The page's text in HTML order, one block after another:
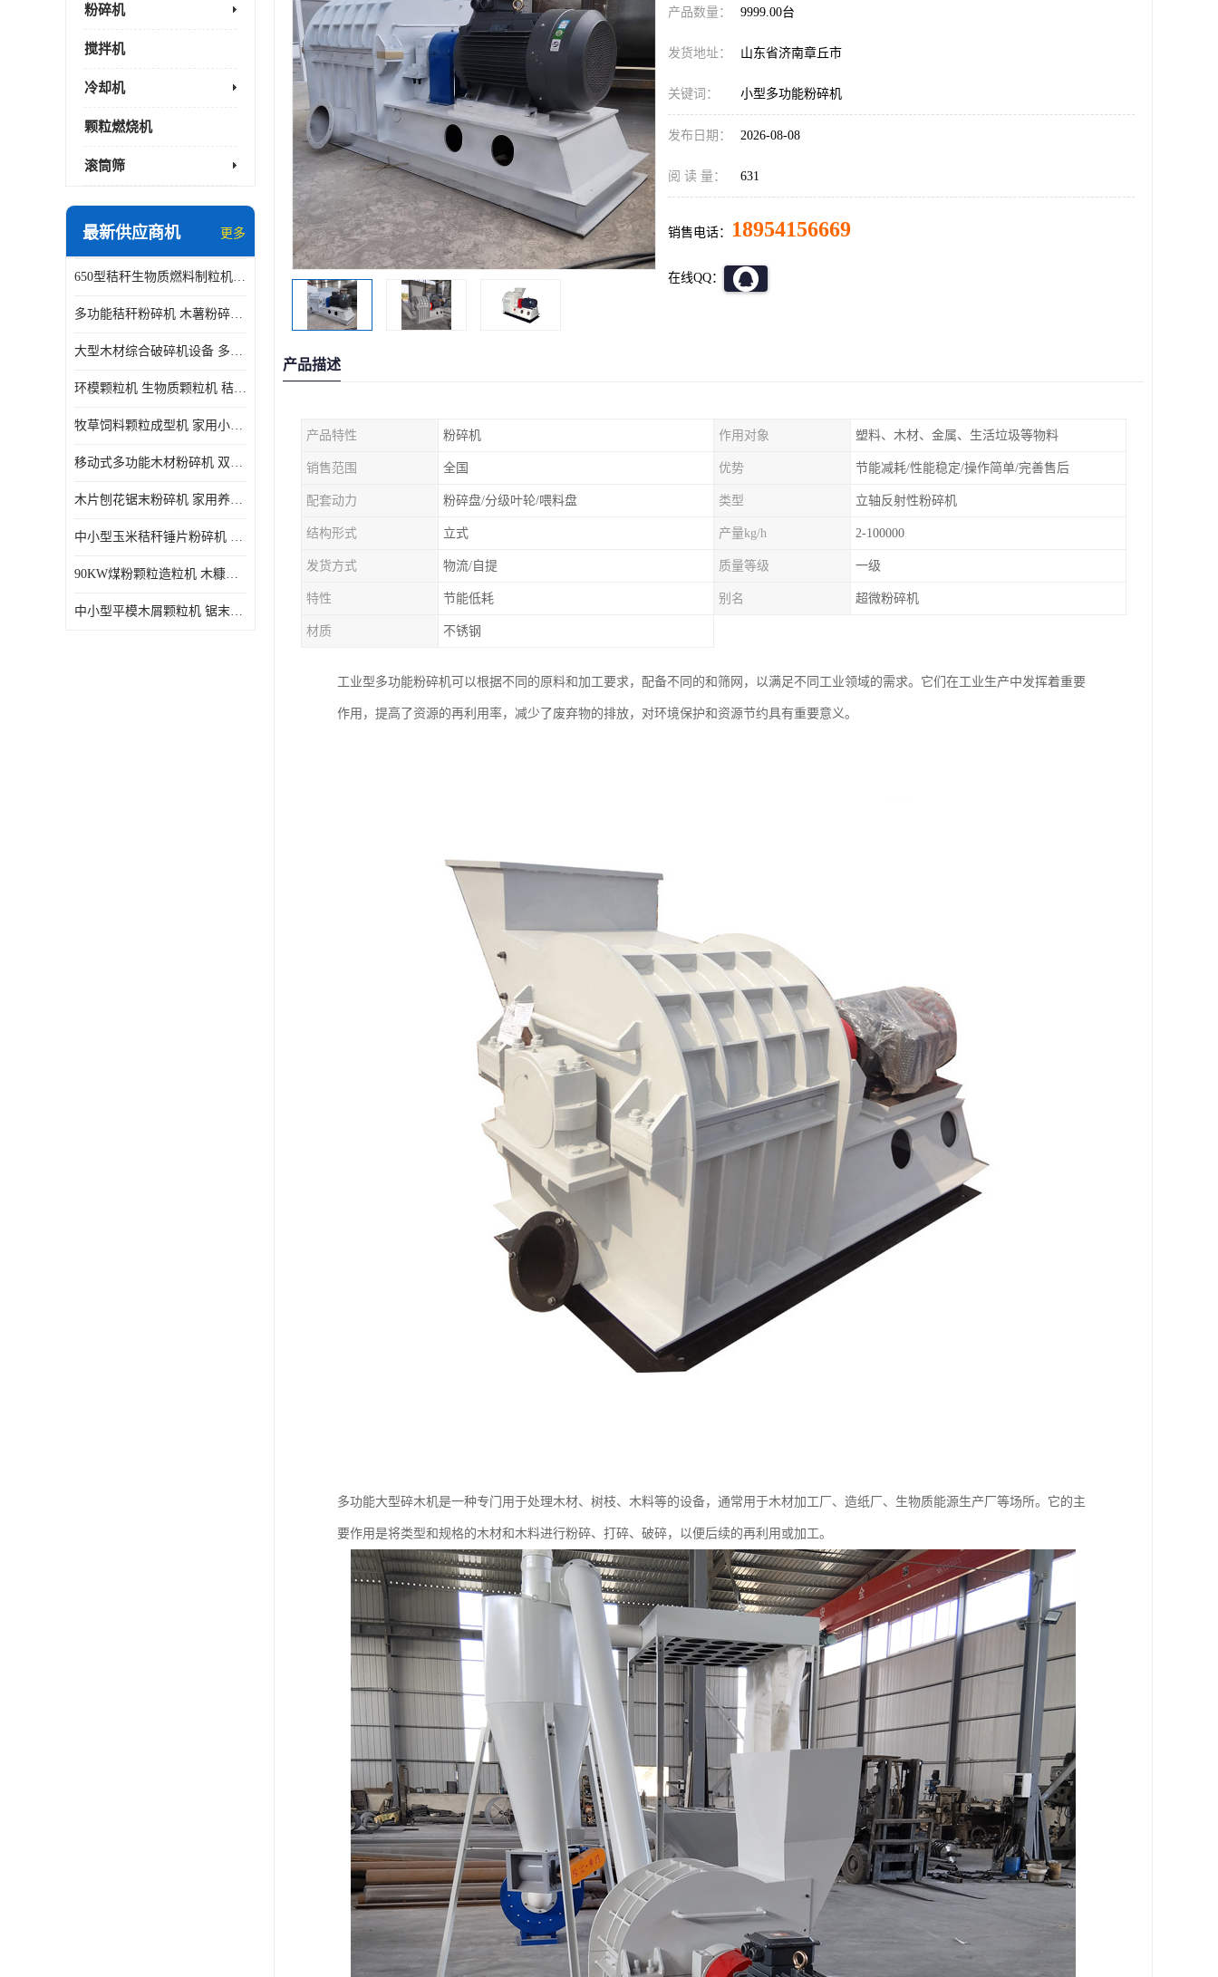
粉碎机
搅拌机
冷却机
颗粒燃烧机
滚筒筛
最新供应商机 更多
650型秸秆生物质燃料制粒机 豆粨麸皮造粒机 平模木屑颗粒机
多功能秸秆粉碎机 木薯粉碎机 自有工厂
大型木材综合破碎机设备 多功能木屑粉碎机 废料木材粉碎机
环模颗粒机 生物质颗粒机 秸秆木屑制粒机 木糠造粒机
牧草饲料颗粒成型机 家用小型饲料颗粒机 可定制
移动式多功能木材粉碎机 双进料口果树枝叶粉碎 木片边角料
木片刨花锯末粉碎机 家用养殖饲料玉米芯秸秆粉碎机械
中小型玉米秸秆锤片粉碎机 家用多功能打粉机 杂粮饲料粉碎设备
90KW煤粉颗粒造粒机 木糠稻壳制粒机 秸秆颗粒机
中小型平模木屑颗粒机 锯末刨花生物质燃料秸秆压缩颗粒机
产品数量： 9999.00台
发货地址： 山东省济南章丘市
关键词： 小型多功能粉碎机
发布日期： 2026-08-08
阅 读 量： 631
销售电话： 18954156669
在线QQ：
产品描述
产品特性 粉碎机 作用对象 塑料、木材、金属、生活垃圾等物料
销售范围 全国 优势 节能减耗/性能稳定/操作简单/完善售后
配套动力 粉碎盘/分级叶轮/喂料盘 类型 立轴反射性粉碎机
结构形式 立式 产量kg/h 2-100000
发货方式 物流/自提 质量等级 一级
特性 节能低耗 别名 超微粉碎机
材质 不锈钢
工业型多功能粉碎机可以根据不同的原料和加工要求，配备不同的和筛网，以满足不同工业领域的需求。它们在工业生产中发挥着重要
作用，提高了资源的再利用率，减少了废弃物的排放，对环境保护和资源节约具有重要意义。
多功能大型碎木机是一种专门用于处理木材、树枝、木料等的设备，通常用于木材加工厂、造纸厂、生物质能源生产厂等场所。它的主
要作用是将类型和规格的木材和木料进行粉碎、打碎、破碎，以便后续的再利用或加工。